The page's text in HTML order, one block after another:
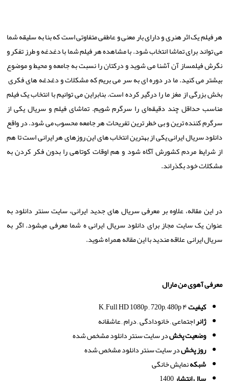
هر فیلم یک اثر هنری و دارای بار معنی و عاطفی متفاوتی است که بنا به سلیقه شما
می تواند برای تماشا انتخاب شود. با مشاهده هر فیلم شما با دغدغه و طرز تفکر و
نگرش فیلمساز آن آشنا می شوید و درکتان را نسبت به جامعه و محیط و موضوع
بیشتر می کنید. ما در دوره ای به سر می بریم که مشکلات و دغدغه های فکری
بخش بزرگی از مغز ما را درگیر کرده است. بنابراین می توانیم با انتخاب یک فیلم
مناسب حداقل چند دقیقه‌ای را سرگرم شویم. تماشای فیلم و سریال یکی از
سرگرم کننده ترین و بی خطر ترین تفریحات هر جامعه محسوب می شود. در واقع
دانلود سریال ایرانی یکی از بهترین انتخاب های این روزهای هر ایرانی است تا هم
از شرایط مردم کشورش آگاه شود و هم اوقات کوتاهی را بدون فکر کردن به
مشکلات خود بگذراند.
در این مقاله، علاوه بر معرفی سریال های جدید ایرانی، سایت سنتر دانلود به
عنوان یک سایت مجاز برای دانلود سریال ایرانی ه شما معرفی می­شود. اگر به
سریال ایرانی علاقه مندید با این مقاله همراه شوید.
معرفی آهوی من مارال
کیفیت۴K ,Full HD 1080p , 720p, 480p
ژانراجتماعی , خانودادگی , درام , عاشقانه
وضعیت پخشدر سایت سنتر دانلود مشخص شده
روز پخشدر سایت سنتر دانلود مشخص شده
شبکهنمایش خانگی